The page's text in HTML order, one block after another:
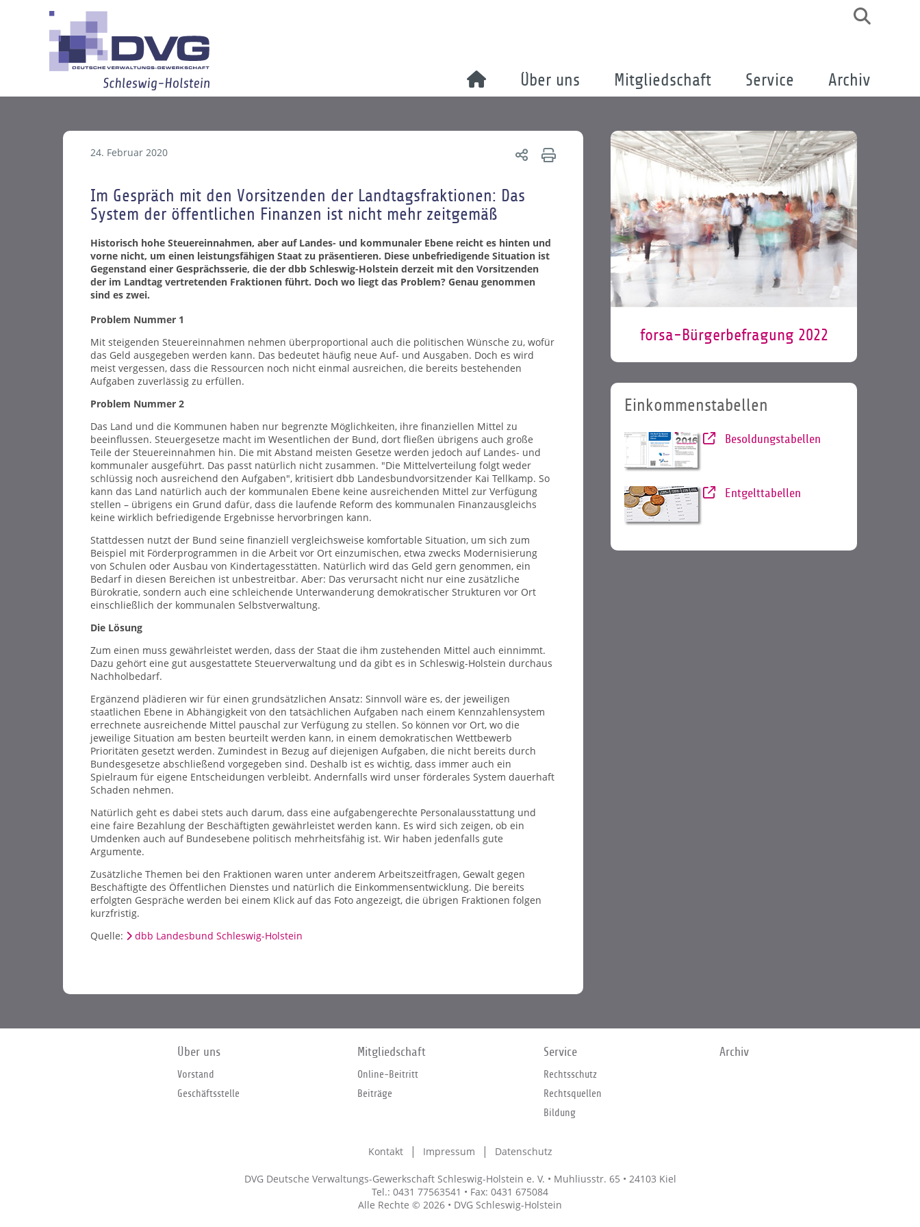
Über uns Mitgliedschaft Service Archiv
24. Februar 2020
Im Gespräch mit den Vorsitzenden der Landtagsfraktionen: Das
System der öffentlichen Finanzen ist nicht mehr zeitgemäß
Historisch hohe Steuereinnahmen, aber auf Landes- und kommunaler Ebene reicht es hinten und
vorne nicht, um einen leistungsfähigen Staat zu präsentieren. Diese unbefriedigende Situation ist
Gegenstand einer Gesprächsserie, die der dbb Schleswig-Holstein derzeit mit den Vorsitzenden
der im Landtag vertretenden Fraktionen führt. Doch wo liegt das Problem? Genau genommen
sind es zwei.
Problem Nummer 1
Mit steigenden Steuereinnahmen nehmen überproportional auch die politischen Wünsche zu, wofür
das Geld ausgegeben werden kann. Das bedeutet häufig neue Auf- und Ausgaben. Doch es wird
meist vergessen, dass die Ressourcen noch nicht einmal ausreichen, die bereits bestehenden
Aufgaben zuverlässig zu erfüllen.
Problem Nummer 2
Das Land und die Kommunen haben nur begrenzte Möglichkeiten, ihre finanziellen Mittel zu
beeinflussen. Steuergesetze macht im Wesentlichen der Bund, dort fließen übrigens auch große
Teile der Steuereinnahmen hin. Die mit Abstand meisten Gesetze werden jedoch auf Landes- und
kommunaler ausgeführt. Das passt natürlich nicht zusammen. "Die Mittelverteilung folgt weder
schlüssig noch ausreichend den Aufgaben", kritisiert dbb Landesbundvorsitzender Kai Tellkamp. So
kann das Land natürlich auch der kommunalen Ebene keine ausreichenden Mittel zur Verfügung
stellen – übrigens ein Grund dafür, dass die laufende Reform des kommunalen Finanzausgleichs
keine wirklich befriedigende Ergebnisse hervorbringen kann.
Stattdessen nutzt der Bund seine finanziell vergleichsweise komfortable Situation, um sich zum
Beispiel mit Förderprogrammen in die Arbeit vor Ort einzumischen, etwa zwecks Modernisierung
von Schulen oder Ausbau von Kindertagesstätten. Natürlich wird das Geld gern genommen, ein
Bedarf in diesen Bereichen ist unbestreitbar. Aber: Das verursacht nicht nur eine zusätzliche
Bürokratie, sondern auch eine schleichende Unterwanderung demokratischer Strukturen vor Ort
einschließlich der kommunalen Selbstverwaltung.
Die Lösung
Zum einen muss gewährleistet werden, dass der Staat die ihm zustehenden Mittel auch einnimmt.
Dazu gehört eine gut ausgestattete Steuerverwaltung und da gibt es in Schleswig-Holstein durchaus
Nachholbedarf.
Ergänzend plädieren wir für einen grundsätzlichen Ansatz: Sinnvoll wäre es, der jeweiligen
staatlichen Ebene in Abhängigkeit von den tatsächlichen Aufgaben nach einem Kennzahlensystem
errechnete ausreichende Mittel pauschal zur Verfügung zu stellen. So können vor Ort, wo die
jeweilige Situation am besten beurteilt werden kann, in einem demokratischen Wettbewerb
Prioritäten gesetzt werden. Zumindest in Bezug auf diejenigen Aufgaben, die nicht bereits durch
Bundesgesetze abschließend vorgegeben sind. Deshalb ist es wichtig, dass immer auch ein
Spielraum für eigene Entscheidungen verbleibt. Andernfalls wird unser förderales System dauerhaft
Schaden nehmen.
Natürlich geht es dabei stets auch darum, dass eine aufgabengerechte Personalausstattung und
eine faire Bezahlung der Beschäftigten gewährleistet werden kann. Es wird sich zeigen, ob ein
Umdenken auch auf Bundesebene politisch mehrheitsfähig ist. Wir haben jedenfalls gute
Argumente.
Zusätzliche Themen bei den Fraktionen waren unter anderem Arbeitszeitfragen, Gewalt gegen
Beschäftigte des Öffentlichen Dienstes und natürlich die Einkommensentwicklung. Die bereits
erfolgten Gespräche werden bei einem Klick auf das Foto angezeigt, die übrigen Fraktionen folgen
kurzfristig.
Quelle:
dbb Landesbund Schleswig-Holstein
forsa-Bürgerbefragung 2022
Einkommenstabellen
Besoldungstabellen
Entgelttabellen
Über uns
Vorstand
Geschäftsstelle
Mitgliedschaft
Online-Beitritt
Beiträge
Service
Rechtsschutz
Rechtsquellen
Bildung
Archiv
Kontakt Impressum Datenschutz
DVG Deutsche Verwaltungs-Gewerkschaft Schleswig-Holstein e. V. • Muhliusstr. 65 • 24103 Kiel
Tel.: 0431 77563541 • Fax: 0431 675084
Alle Rechte © 2026 • DVG Schleswig-Holstein